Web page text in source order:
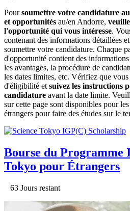
Poursoumettre votre candidature
et opportunités au/en Andorre,
l'opportunité qui vous intéresse.
contenant des informations détaillées
soumettre votre candidature. Chaque
d'opportunité contient des
les avantages, la procédure de
les dates limites, etc. Vérifiez que
d'éligibilité et suivez les instructions
candidature avant la date limite.
sur cette page sont disponibles pour
étrangers pour faire des études sur le
Bourse du Programme
Tokyo pour Étrangers
63 Jours restant